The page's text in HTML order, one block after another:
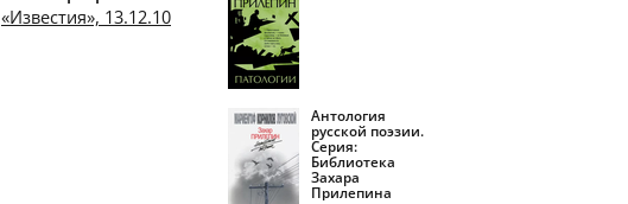
«Известия», 13.12.10
Антология
русской поэзии.
Серия:
Библиотека
Захара
Прилепина